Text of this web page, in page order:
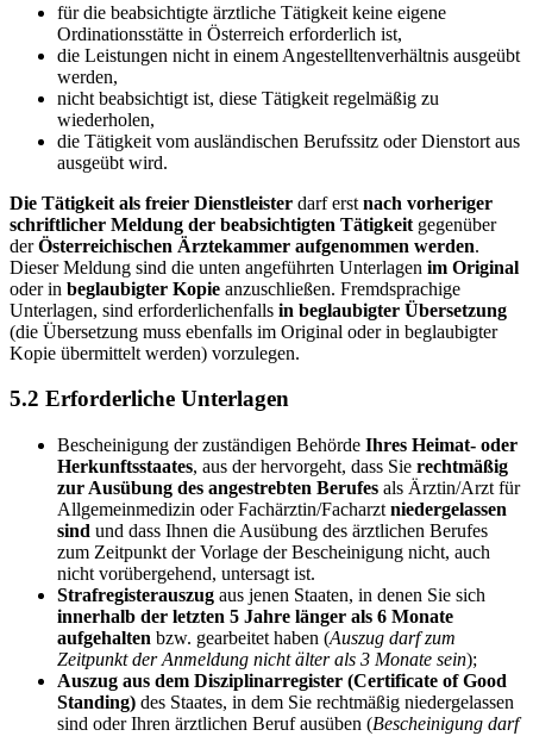
für die beabsichtigte ärztliche Tätigkeit keine eigene
Ordinationsstätte in Österreich erforderlich ist,
die Leistungen nicht in einem Angestelltenverhältnis ausgeübt
werden,
nicht beabsichtigt ist, diese Tätigkeit regelmäßig zu
wiederholen,
die Tätigkeit vom ausländischen Berufssitz oder Dienstort aus
ausgeübt wird.
Die Tätigkeit als freier Dienstleister darf erst nach vorheriger
schriftlicher Meldung der beabsichtigten Tätigkeit gegenüber
derÖsterreichischen Ärztekammer aufgenommen werden.
Dieser Meldung sind die unten angeführten Unterlagen im Original
oder in beglaubigter Kopie anzuschließen. Fremdsprachige
Unterlagen, sind erforderlichenfalls in beglaubigter Übersetzung
(die Übersetzung muss ebenfalls im Original oder in beglaubigter
Kopie übermittelt werden) vorzulegen.
5.2 Erforderliche Unterlagen
Bescheinigung der zuständigen Behörde Ihres Heimat- oder
Herkunftsstaates, aus der hervorgeht, dass Sie rechtmäßig
zur Ausübung des angestrebten Berufes als Ärztin/Arzt für
Allgemeinmedizin oder Fachärztin/Facharzt niedergelassen
sind und dass Ihnen die Ausübung des ärztlichen Berufes
zum Zeitpunkt der Vorlage der Bescheinigung nicht, auch
nicht vorübergehend, untersagt ist.
Strafregisterauszug aus jenen Staaten, in denen Sie sich
innerhalb der letzten 5 Jahre länger als 6 Monate
aufgehalten bzw. gearbeitet haben (Auszug darf zum
Zeitpunkt der Anmeldung nicht älter als 3 Monate sein);
Auszug aus dem Disziplinarregister (Certificate of Good
Standing) des Staates, in dem Sie rechtmäßig niedergelassen
sind oder Ihren ärztlichen Beruf ausüben (Bescheinigung darf